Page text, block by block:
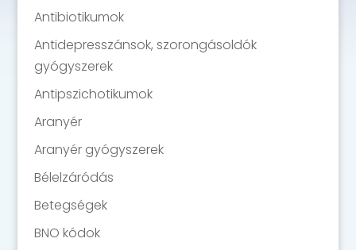
Antibiotikumok
Antidepresszánsok, szorongásoldók
gyógyszerek
Antipszichotikumok
Aranyér
Aranyér gyógyszerek
Bélelzáródás
Betegségek
BNO kódok